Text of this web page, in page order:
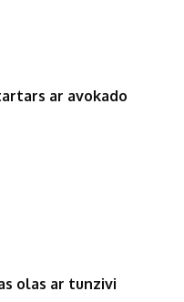
ar avokado
olas ar tunzivi